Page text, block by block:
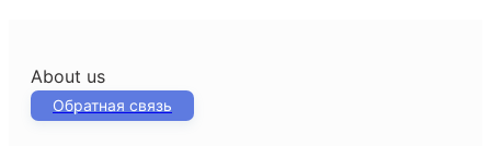
About us
Обратная связь